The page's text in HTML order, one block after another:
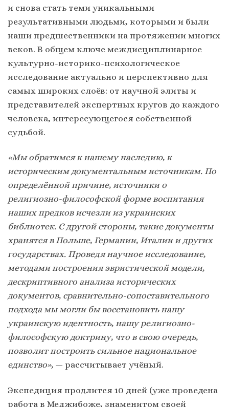
и снова стать теми уникальными
результативными людьми, которыми и были
наши предшественники на протяжении многих
веков. В общем ключе междисциплинарное
культурно-историко-психологическое
исследование актуально и перспективно для
самых широких слоёв: от научной элиты и
представителей экспертных кругов до каждого
человека, интересующегося собственной
судьбой.
«Мы обратимся к нашему наследию, к
историческим документальным источникам. По
определённой причине, источники о
религиозно-философской форме воспитания
наших предков исчезли из украинских
библиотек. С другой стороны, такие документы
хранятся в Польше, Германии, Италии и других
государствах. Проведя научное исследование,
методами построения эвристической модели,
дескриптивного анализа исторических
документов, сравнительно-сопоставительного
подхода мы могли бы восстановить нашу
украинскую идентность, нашу религиозно-
философскую доктрину, что в свою очередь,
позволит построить сильное национальное
единство», — рассчитывает учёный.
Экспедиция продлится 10 дней (уже проведена
работа в Меджибоже, знаменитом своей